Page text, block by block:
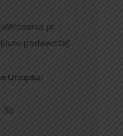
podawcze)
Urzędu: